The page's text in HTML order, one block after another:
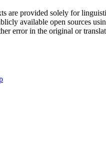
are provided solely for
available open sources
error in the original or